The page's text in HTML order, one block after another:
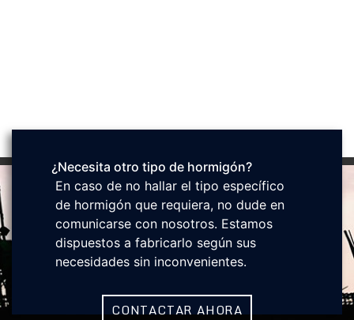
¿Necesita otro tipo de hormigón?
En caso de no hallar el tipo específico
de hormigón que requiera, no dude en
comunicarse con nosotros. Estamos
dispuestos a fabricarlo según sus
necesidades sin inconvenientes.
CONTACTAR AHORA